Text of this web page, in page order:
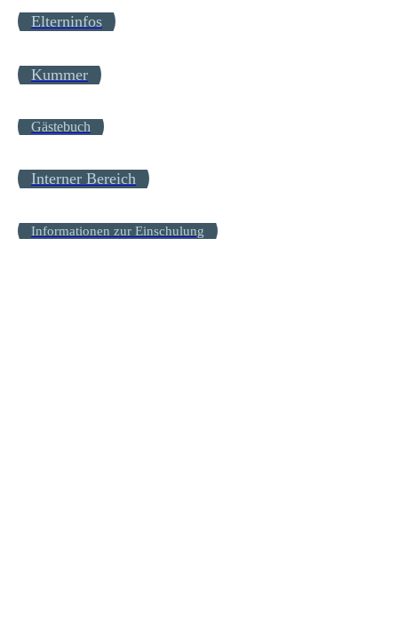
Elterninfos
Kummer
Gästebuch
Interner Bereich
Informationen zur Einschulung